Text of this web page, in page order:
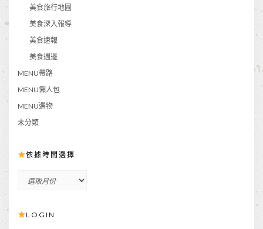
美食旅行地圖
美食深入報導
美食速報
美食週邊
MENU帶路
MENU懶人包
MENU選物
未分類
依據時間選擇
間 LOGIN